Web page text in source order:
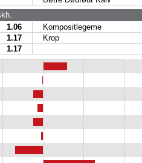
1.06 Kompositlegeme
1.17 Krop
1.17